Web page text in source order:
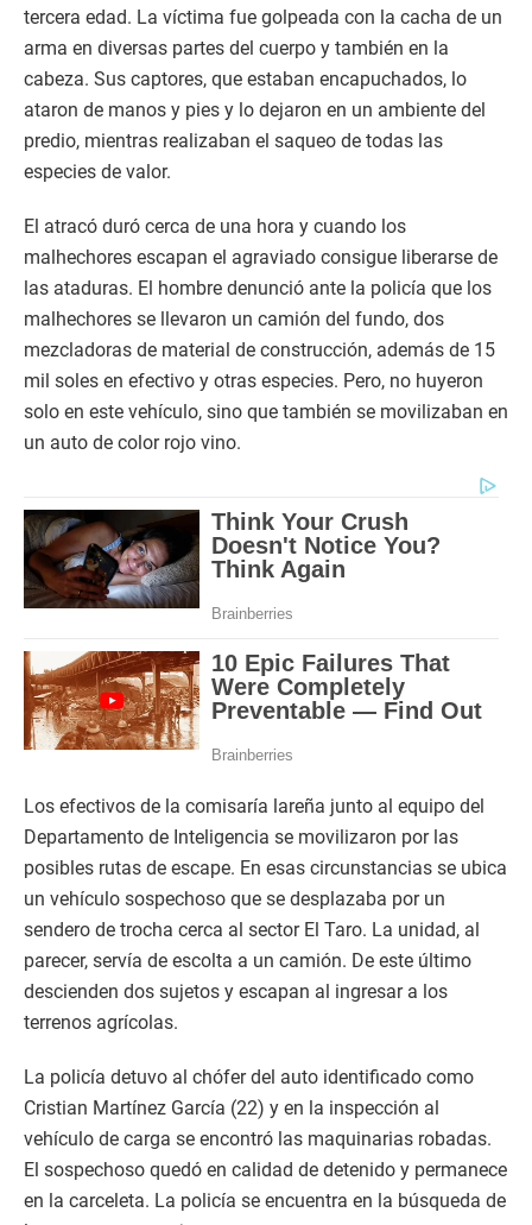
tercera edad. La víctima fue golpeada con la cacha de un
arma en diversas partes del cuerpo y también en la
cabeza. Sus captores, que estaban encapuchados, lo
ataron de manos y pies y lo dejaron en un ambiente del
predio, mientras realizaban el saqueo de todas las
especies de valor.
El atracó duró cerca de una hora y cuando los
malhechores escapan el agraviado consigue liberarse de
las ataduras. El hombre denunció ante la policía que los
malhechores se llevaron un camión del fundo, dos
mezcladoras de material de construcción, además de 15
mil soles en efectivo y otras especies. Pero, no huyeron
solo en este vehículo, sino que también se movilizaban en
un auto de color rojo vino.
Los efectivos de la comisaría lareña junto al equipo del
Departamento de Inteligencia se movilizaron por las
posibles rutas de escape. En esas circunstancias se ubica
un vehículo sospechoso que se desplazaba por un
sendero de trocha cerca al sector El Taro. La unidad, al
parecer, servía de escolta a un camión. De este último
descienden dos sujetos y escapan al ingresar a los
terrenos agrícolas.
La policía detuvo al chófer del auto identificado como
Cristian Martínez García (22) y en la inspección al
vehículo de carga se encontró las maquinarias robadas.
El sospechoso quedó en calidad de detenido y permanece
en la carceleta. La policía se encuentra en la búsqueda de